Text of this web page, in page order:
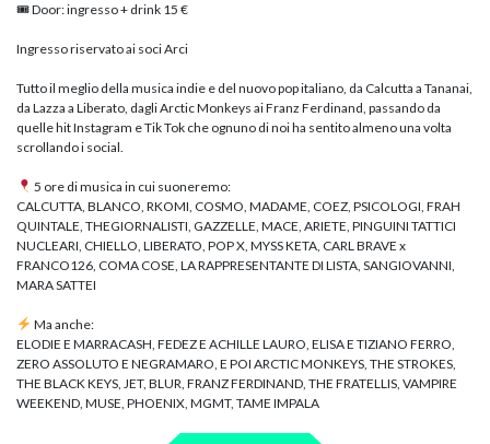
🎟 Door: ingresso + drink 15 €
Ingresso riservato ai soci Arci
Tutto il meglio della musica indie e del nuovo pop italiano, da Calcutta a Tananai,
da Lazza a Liberato, dagli Arctic Monkeys ai Franz Ferdinand, passando da
quelle hit Instagram e Tik Tok che ognuno di noi ha sentito almeno una volta
scrollando i social.
5 ore di musica in cui suoneremo:
CALCUTTA, BLANCO, RKOMI, COSMO, MADAME, COEZ, PSICOLOGI, FRAH
QUINTALE, THEGIORNALISTI, GAZZELLE, MACE, ARIETE, PINGUINI TATTICI
NUCLEARI, CHIELLO, LIBERATO, POP X, MYSS KETA, CARL BRAVE x
FRANCO126, COMA COSE, LA RAPPRESENTANTE DI LISTA, SANGIOVANNI,
MARA SATTEI
Ma anche:
ELODIE E MARRACASH, FEDEZ E ACHILLE LAURO, ELISA E TIZIANO FERRO,
ZERO ASSOLUTO E NEGRAMARO, E POI ARCTIC MONKEYS, THE STROKES,
THE BLACK KEYS, JET, BLUR, FRANZ FERDINAND, THE FRATELLIS, VAMPIRE
WEEKEND, MUSE, PHOENIX, MGMT, TAME IMPALA